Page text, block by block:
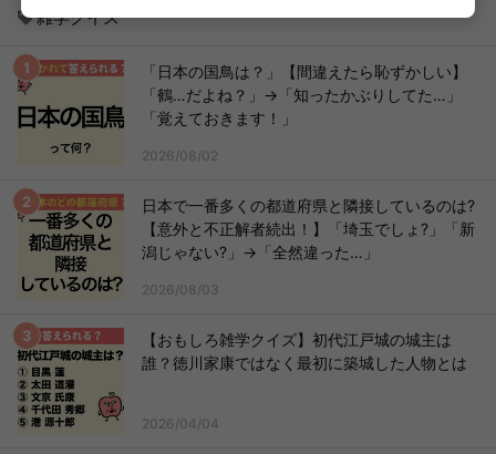
雑学クイズ
「日本の国鳥は？」【間違えたら恥ずかしい】
「鶴…だよね？」→「知ったかぶりしてた…」
「覚えておきます！」
2026/08/02
日本で一番多くの都道府県と隣接しているのは?
【意外と不正解者続出！】「埼玉でしょ?」「新
潟じゃない?」→「全然違った…」
2026/08/03
【おもしろ雑学クイズ】初代江戸城の城主は
誰？徳川家康ではなく最初に築城した人物とは
2026/04/04